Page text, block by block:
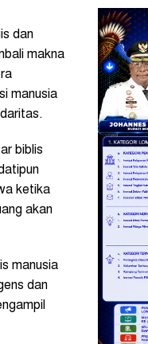
dan
makna
manusia
biblis
ketika
akan
manusia
dan